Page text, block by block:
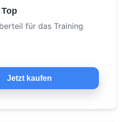
für das Training
Jetzt kaufen